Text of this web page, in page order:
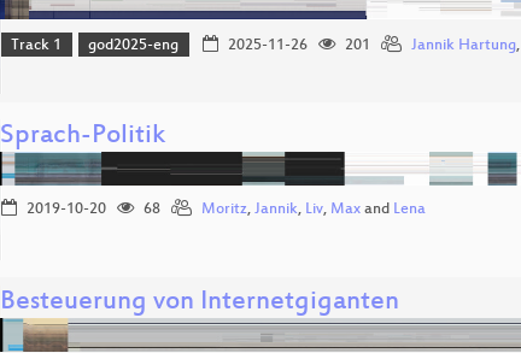
Track 1 god2025-eng 2025-11-26 201 Jannik Hartung,
Sprach-Politik
2019-10-20 68 Moritz, Jannik, Liv, Max and Lena
Besteuerung von Internetgiganten